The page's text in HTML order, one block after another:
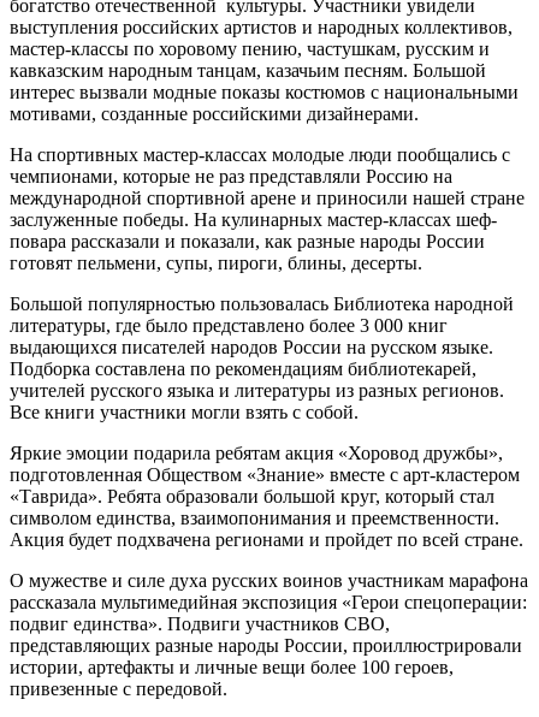
богатство отечественной культуры. Участники увидели
выступления российских артистов и народных коллективов,
мастер-классы по хоровому пению, частушкам, русским и
кавказским народным танцам, казачьим песням. Большой
интерес вызвали модные показы костюмов с национальными
мотивами, созданные российскими дизайнерами.
На спортивных мастер-классах молодые люди пообщались с
чемпионами, которые не раз представляли Россию на
международной спортивной арене и приносили нашей стране
заслуженные победы. На кулинарных мастер-классах шеф-
повара рассказали и показали, как разные народы России
готовят пельмени, супы, пироги, блины, десерты.
Большой популярностью пользовалась Библиотека народной
литературы, где было представлено более 3 000 книг
выдающихся писателей народов России на русском языке.
Подборка составлена по рекомендациям библиотекарей,
учителей русского языка и литературы из разных регионов.
Все книги участники могли взять с собой.
Яркие эмоции подарила ребятам акция «Хоровод дружбы»,
подготовленная Обществом «Знание» вместе с арт-кластером
«Таврида». Ребята образовали большой круг, который стал
символом единства, взаимопонимания и преемственности.
Акция будет подхвачена регионами и пройдет по всей стране.
О мужестве и силе духа русских воинов участникам марафона
рассказала мультимедийная экспозиция «Герои спецоперации:
подвиг единства». Подвиги участников СВО,
представляющих разные народы России, проиллюстрировали
истории, артефакты и личные вещи более 100 героев,
привезенные с передовой.